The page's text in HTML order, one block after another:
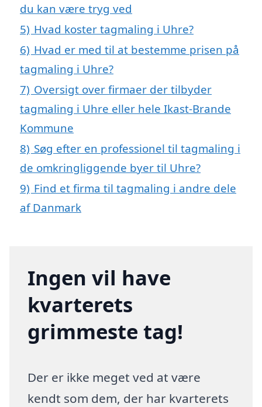
du kan være tryg ved
5) Hvad koster tagmaling i Uhre?
6) Hvad er med til at bestemme prisen på
tagmaling i Uhre?
7) Oversigt over firmaer der tilbyder
tagmaling i Uhre eller hele Ikast-Brande
Kommune
8) Søg efter en professionel til tagmaling i
de omkringliggende byer til Uhre?
9) Find et firma til tagmaling i andre dele
af Danmark
Ingen vil have
kvarterets
grimmeste tag!
Der er ikke meget ved at være
kendt som dem, der har kvarterets